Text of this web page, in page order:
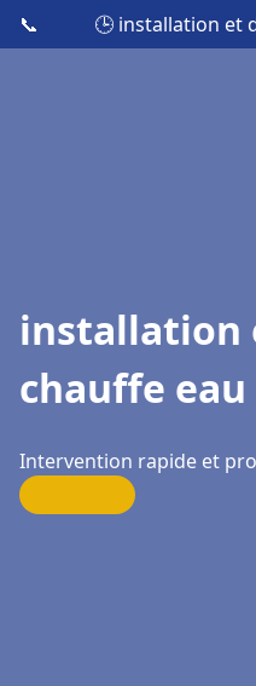
📞 🕒 installation et
installation
chauffe eau
Intervention rapide et